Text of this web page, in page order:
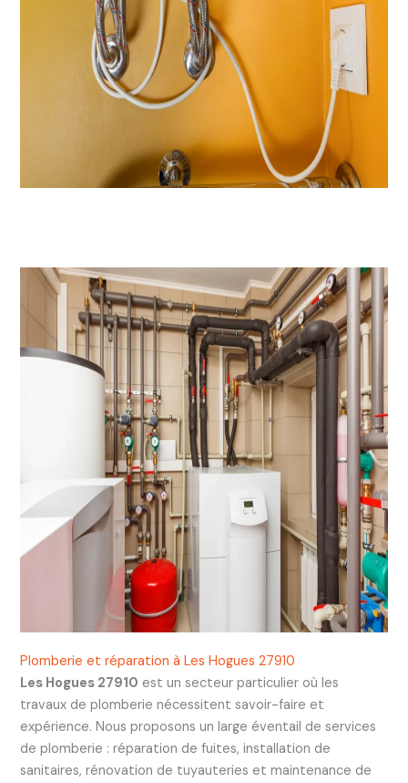
Plomberie et réparation à Les Hogues 27910
Les Hogues 27910 est un secteur particulier où les
travaux de plomberie nécessitent savoir-faire et
expérience. Nous proposons un large éventail de services
de plomberie : réparation de fuites, installation de
sanitaires, rénovation de tuyauteries et maintenance de